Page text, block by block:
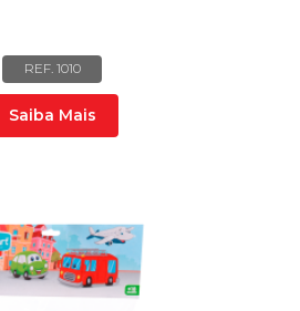
REF. 1010
Saiba Mais